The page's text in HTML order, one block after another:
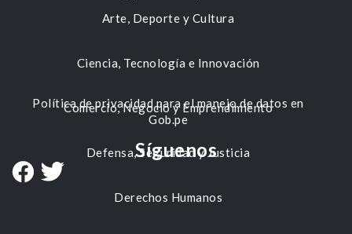
Arte, Deporte y Cultura
Ciencia, Tecnología e Innovación
Comercio, Negocio y Emprendimiento
Defensa, Seguridad y Justicia
Derechos Humanos
Política de privacidad para el manejo de datos en
Gob.pe
Síguenos